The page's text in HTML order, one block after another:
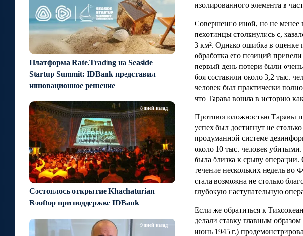
Платформа Rate.Trading на Seaside
Startup Summit: IDBank представил
инновационное решение
Состоялось открытие Khachaturian
Rooftop при поддержке IDBank
8 дней назад
9 дней назад
изолированного элемента в
Совершенно иной, но не менее
пехотинцы столкнулись с,
3 км². Однако ошибка в оценке
обработка его позиций
первый день потери были
боя составили около 3,2 тыс.
человек был практически
что Тарава вошла в историю
Противоположностью Таравы
успех был достигнут не
продуманной системе
около 10 тыс. человек
была близка к срыву
течение нескольких недель
стала возможна не столько
глубокую наступательную
Если же обратиться к
делали ставку главным
июнь 1945 г.)